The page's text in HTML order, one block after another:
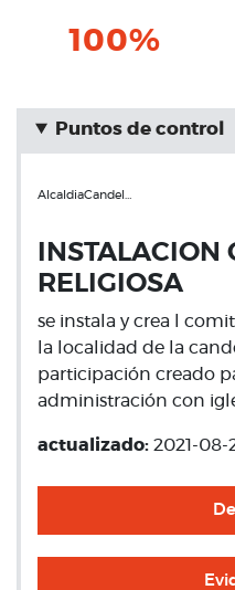
100%
Puntos de control
AlcaldiaCandel…
INSTALACION
RELIGIOSA
se instala y crea l
la localidad de la
participación creado
administración con
actualizado: 2021-08-